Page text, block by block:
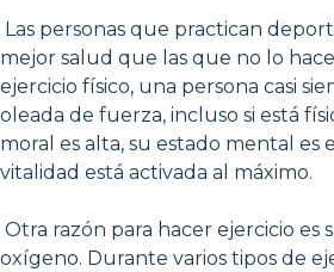
Las personas que practican
mejor salud que las que no lo
ejercicio físico, una persona casi
oleada de fuerza, incluso si está
moral es alta, su estado mental es
vitalidad está activada al máximo.
Otra razón para hacer ejercicio es
oxígeno. Durante varios tipos de